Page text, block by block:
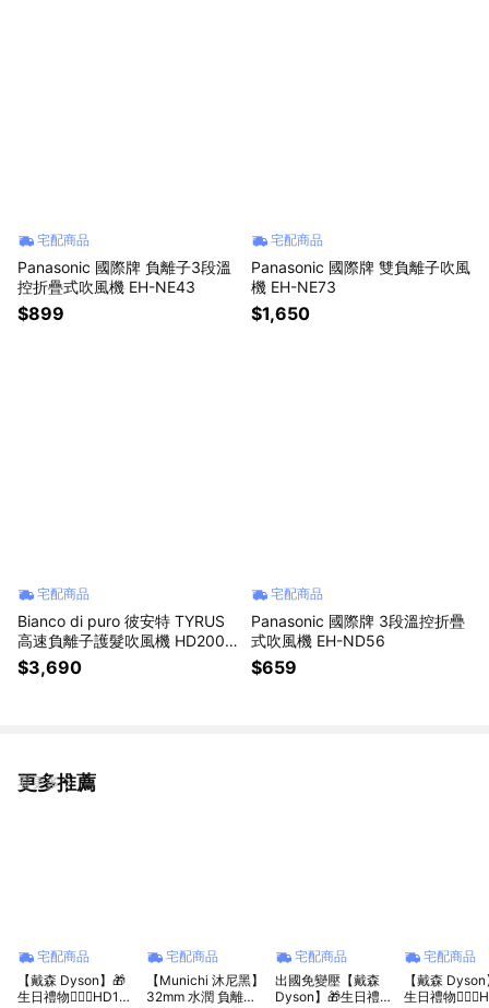
宅配商品
Panasonic 國際牌 負離子3段溫
控折疊式吹風機 EH-NE43
$899
宅配商品
Panasonic 國際牌 雙負離子吹風
機 EH-NE73
$1,650
宅配商品
Bianco di puro 彼安特 TYRUS
高速負離子護髮吹風機 HD200 /
HD211
$3,690
宅配商品
Panasonic 國際牌 3段溫控折疊
式吹風機 EH-ND56
$659
更多推薦
看更多
宅配商品
【戴森 Dyson】🎁
生日禮物👩‍❤️‍👨HD19
宅配商品
【Munichi 沐尼黑】
32mm 水潤 負離子
宅配商品
出國免變壓【戴森
Dyson】🎁生日禮物
宅配商品
【戴森
生日禮物